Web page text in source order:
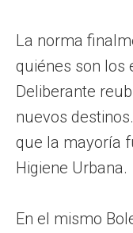
La norma
quiénes son los
Deliberante
nuevos
que la mayoría
Higiene Urbana.
En el mismo